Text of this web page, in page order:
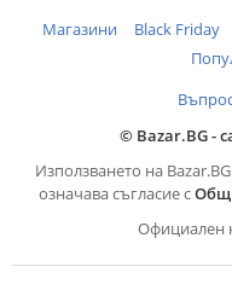
Магазини Black Friday
© Bazar.BG -
Използването на
означава съгласие с
Официален